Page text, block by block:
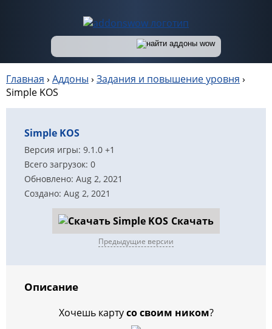
Главная › Аддоны › Задания и повышение уровня ›
Simple KOS
Simple KOS
Версия игры: 9.1.0 +1
Всего загрузок: 0
Обновлено: Aug 2, 2021
Создано: Aug 2, 2021
Скачать
Предыдущие версии
Описание
Хочешь картусо своим ником?